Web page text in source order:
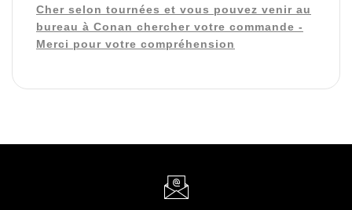
Cher selon tournées et vous pouvez venir au
bureau à Conan chercher votre commande -
Merci pour votre compréhension